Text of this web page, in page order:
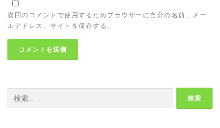
次回のコメントで使用するためブラウザーに自分の名前、メー
ルアドレス、サイトを保存する。
索: